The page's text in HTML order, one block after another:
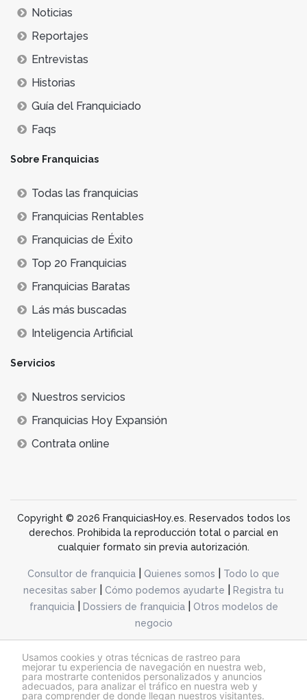
Usamos cookies y otras técnicas de rastreo para
mejorar tu experiencia de navegación en nuestra web,
para mostrarte contenidos personalizados y anuncios
adecuados, para analizar el tráfico en nuestra web y
para comprender de donde llegan nuestros visitantes.
Noticias
Reportajes
Entrevistas
Historias
Guía del Franquiciado
Faqs
Sobre Franquicias
Todas las franquicias
Franquicias Rentables
Franquicias de Éxito
Top 20 Franquicias
Franquicias Baratas
Lás más buscadas
Inteligencia Artificial
Servicios
Nuestros servicios
Franquicias Hoy Expansión
Contrata online
Copyright © 2026 FranquiciasHoy.es. Reservados todos los
derechos. Prohibida la reproducción total o parcial en
cualquier formato sin previa autorización.
Consultor de franquicia Quienes somos
Todo lo que
necesitas saber
Cómo podemos ayudarte
Registra tu
franquicia| Dossiers de franquicia|
Otros modelos de
negocio
@franquiciashoy.es |Aviso legal| Política de cookies|Política de privacidad